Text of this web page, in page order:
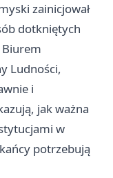
zainicjował
dotkniętych
Biurem
Ludności,
i
jak ważna
w
potrzebują